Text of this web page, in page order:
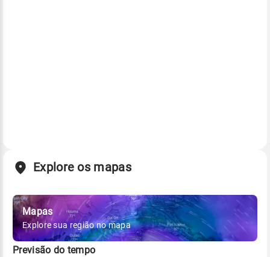
Explore os mapas
Mapas
Explore sua região no mapa
Previsão do tempo